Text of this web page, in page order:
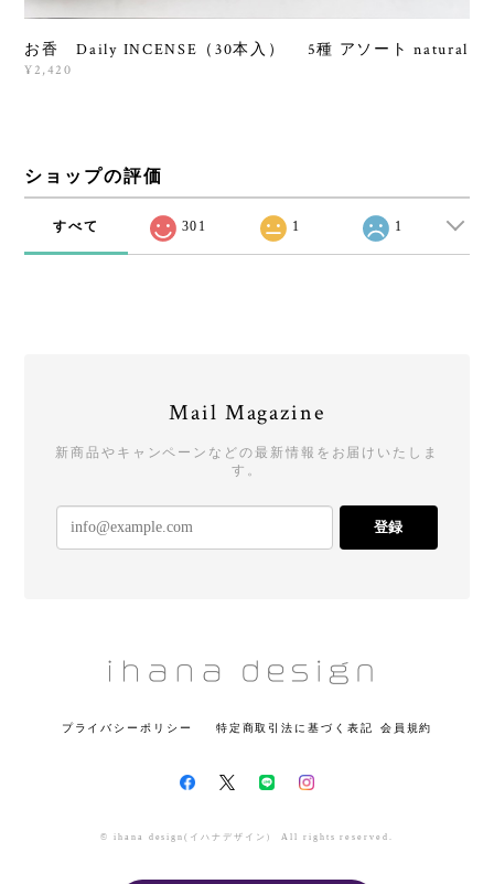
お香 Daily INCENSE（30本入） 5種 アソート natural
¥2,420
ショップの評価
すべて 301 1 1
Mail Magazine
新商品やキャンペーンなどの最新情報をお届けいたしま
す。
登録
プライバシーポリシー 特定商取引法に基づく表記 会員規約
© ihana design(イハナデザイン） All rights reserved.